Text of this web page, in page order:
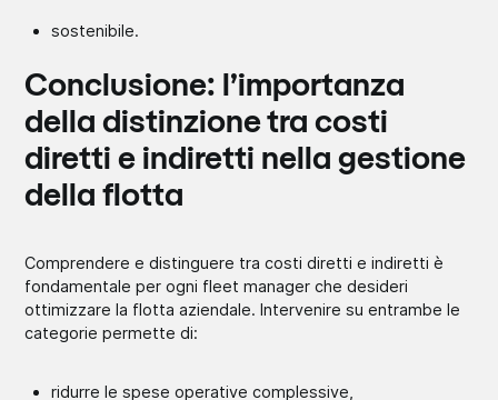
sostenibile.
Conclusione: l’importanza
della distinzione tra costi
diretti e indiretti nella gestione
della flotta
Comprendere e distinguere tra costi diretti e indiretti è
fondamentale per ogni fleet manager che desideri
ottimizzare la flotta aziendale. Intervenire su entrambe le
categorie permette di:
ridurre le spese operative complessive,